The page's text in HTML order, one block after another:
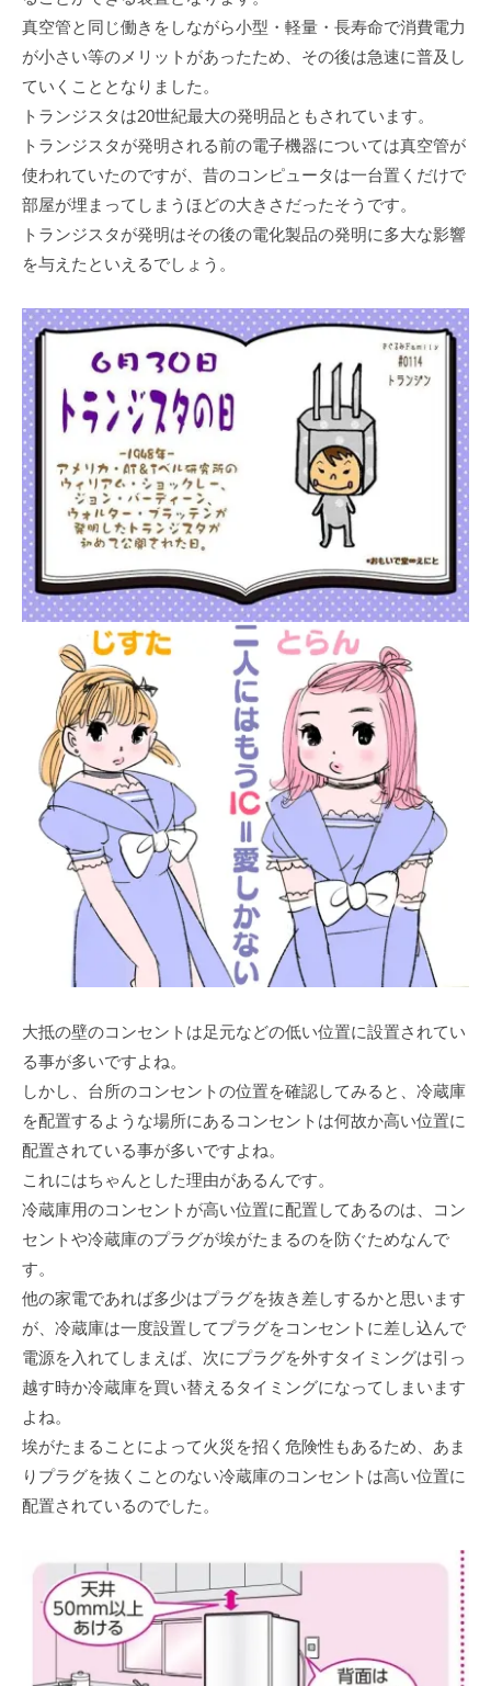
真空管と同じ働きをしながら小型・軽量・長寿命で消費電力
が小さい等のメリットがあったため、その後は急速に普及し
ていくこととなりました。
トランジスタは20世紀最大の発明品ともされています。
トランジスタが発明される前の電子機器については真空管が
使われていたのですが、昔のコンピュータは一台置くだけで
部屋が埋まってしまうほどの大きさだったそうです。
トランジスタが発明はその後の電化製品の発明に多大な影響
を与えたといえるでしょう。
大抵の壁のコンセントは足元などの低い位置に設置されてい
る事が多いですよね。
しかし、台所のコンセントの位置を確認してみると、冷蔵庫
を配置するような場所にあるコンセントは何故か高い位置に
配置されている事が多いですよね。
これにはちゃんとした理由があるんです。
冷蔵庫用のコンセントが高い位置に配置してあるのは、コン
セントや冷蔵庫のプラグが埃がたまるのを防ぐためなんで
す。
他の家電であれば多少はプラグを抜き差しするかと思います
が、冷蔵庫は一度設置してプラグをコンセントに差し込んで
電源を入れてしまえば、次にプラグを外すタイミングは引っ
越す時か冷蔵庫を買い替えるタイミングになってしまいます
よね。
埃がたまることによって火災を招く危険性もあるため、あま
りプラグを抜くことのない冷蔵庫のコンセントは高い位置に
配置されているのでした。